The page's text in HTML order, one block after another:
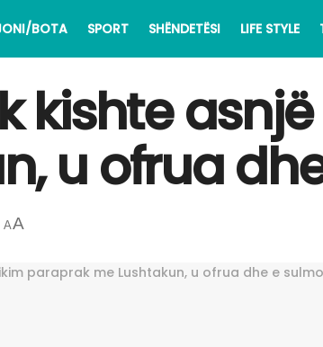
BOTA SPORT SHËNDETËSI LIFE STYLE
kishte
u ofrua
AA